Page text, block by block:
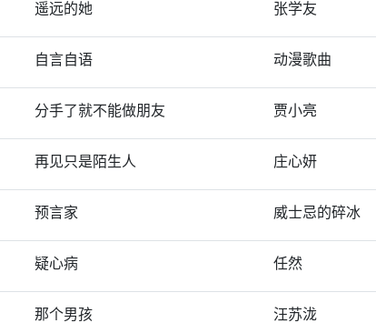
遥远的她 张学友
自言自语 动漫歌曲
分手了就不能做朋友 贾小亮
再见只是陌生人 庄心妍
预言家 威士忌的碎冰
疑心病 任然
那个男孩 汪苏泷